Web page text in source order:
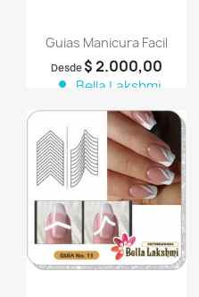
Guias Manicura Facil
Desde $ 2.000,00
person Bella Lakshmi
favorite_border